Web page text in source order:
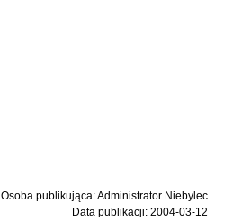
Osoba publikująca: Administrator Niebylec
Data publikacji: 2004-03-12